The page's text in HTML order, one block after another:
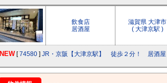
飲食店
居酒屋
滋賀県 大津市
( 大津京駅 )
NEW [74580 ] JR・京阪【大津京駅】 徒歩２分！ 居酒屋